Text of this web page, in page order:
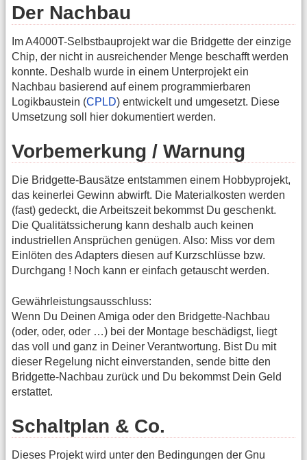
Der Nachbau
Im A4000T-Selbstbauprojekt war die Bridgette der einzige
Chip, der nicht in ausreichender Menge beschafft werden
konnte. Deshalb wurde in einem Unterprojekt ein
Nachbau basierend auf einem programmierbaren
Logikbaustein (CPLD) entwickelt und umgesetzt. Diese
Umsetzung soll hier dokumentiert werden.
Vorbemerkung / Warnung
Die Bridgette-Bausätze entstammen einem Hobbyprojekt,
das keinerlei Gewinn abwirft. Die Materialkosten werden
(fast) gedeckt, die Arbeitszeit bekommst Du geschenkt.
Die Qualitätssicherung kann deshalb auch keinen
industriellen Ansprüchen genügen. Also: Miss vor dem
Einlöten des Adapters diesen auf Kurzschlüsse bzw.
Durchgang ! Noch kann er einfach getauscht werden.
Gewährleistungsausschluss:
Wenn Du Deinen Amiga oder den Bridgette-Nachbau
(oder, oder, oder …) bei der Montage beschädigst, liegt
das voll und ganz in Deiner Verantwortung. Bist Du mit
dieser Regelung nicht einverstanden, sende bitte den
Bridgette-Nachbau zurück und Du bekommst Dein Geld
erstattet.
Schaltplan & Co.
Dieses Projekt wird unter den Bedingungen der Gnu